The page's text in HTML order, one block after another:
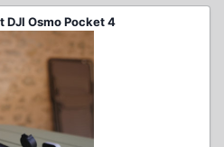
DJI Osmo Pocket 4